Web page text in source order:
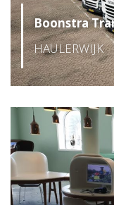
Boonstra
HAULERWIJK